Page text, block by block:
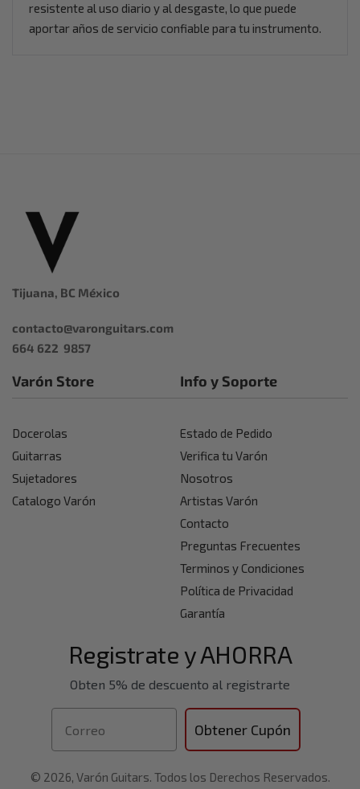
resistente al uso diario y al desgaste, lo que puede
aportar años de servicio confiable para tu instrumento.
Tijuana, BC México
contacto@varonguitars.com
664 622 9857
Varón Store
Docerolas
Guitarras
Sujetadores
Catalogo Varón
Info y Soporte
Estado de Pedido
Verifica tu Varón
Nosotros
Artistas Varón
Contacto
Preguntas Frecuentes
Terminos y Condiciones
Política de Privacidad
Garantía
Registrate y AHORRA
Obten 5% de descuento al registrarte
Correo
Obtener Cupón
© 2026, Varón Guitars. Todos los Derechos Reservados.